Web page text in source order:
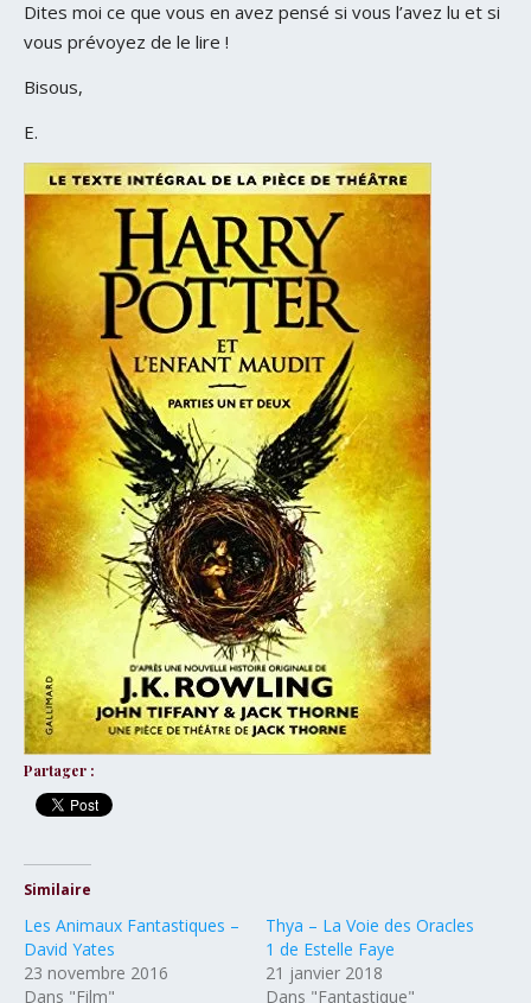
Dites moi ce que vous en avez pensé si vous l’avez lu et si
vous prévoyez de le lire !
Bisous,
E.
Partager :
Similaire
Les Animaux Fantastiques –
David Yates
23 novembre 2016
Dans "Film"
Thya – La Voie des Oracles
1 de Estelle Faye
21 janvier 2018
Dans "Fantastique"